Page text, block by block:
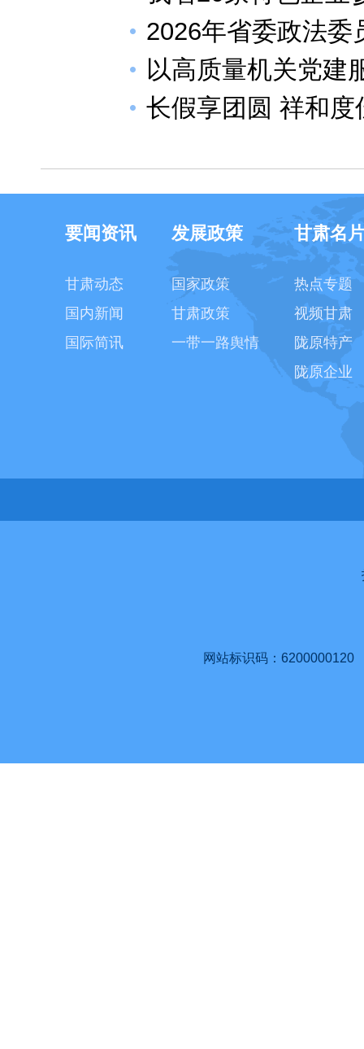
2026年省委政法委
以高质量机关党建
长假享团圆 祥和度
要闻资讯
甘肃动态
国内新闻
国际简讯
发展政策
国家政策
甘肃政策
一带一路舆情
甘肃名
热点专题
视频甘肃
陇原特产
陇原企业
网站标识码：6200000120